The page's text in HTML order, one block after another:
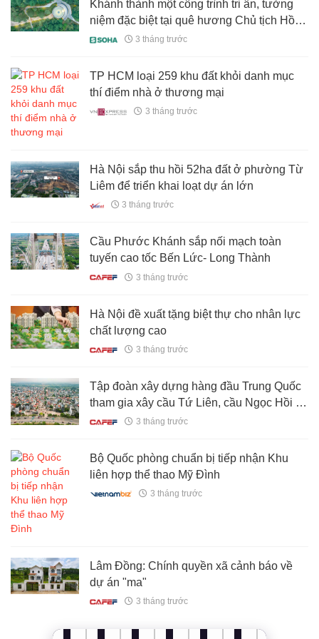
Khánh thành một công trình tri ân, tưởng
niệm đặc biệt tại quê hương Chủ tịch Hồ
Chí Minh 3 tháng trước
TP HCM loại 259 khu đất khỏi danh mục
thí điểm nhà ở thương mại
3 tháng trước
Hà Nội sắp thu hồi 52ha đất ở phường Từ
Liêm để triển khai loạt dự án lớn
3 tháng trước
Cầu Phước Khánh sắp nối mạch toàn
tuyến cao tốc Bến Lức- Long Thành
3 tháng trước
Hà Nội đề xuất tặng biệt thự cho nhân lực
chất lượng cao
3 tháng trước
Tập đoàn xây dựng hàng đầu Trung Quốc
tham gia xây cầu Tứ Liên, cầu Ngọc Hồi và
các tuyến đường dẫn... nhận nhiệm vụ
3 tháng trước
Bộ Quốc phòng chuẩn bị tiếp nhận Khu
liên hợp thể thao Mỹ Đình
3 tháng trước
Lâm Đồng: Chính quyền xã cảnh báo về
dự án "ma"
3 tháng trước